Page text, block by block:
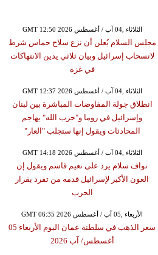
GMT 12:50 2026 الثلاثاء ,04 آب / أغسطس
مجلس السلام يُعلن أن نزع سلاح حماس شرط
لانسحاب إسرائيل وبيان ثلاثي يدين الانتهاكات
في غزة
GMT 12:37 2026 الثلاثاء ,04 آب / أغسطس
انطلاق جولة المفاوضات المباشرة بين لبنان
وإسرائيل في روما و"حزب الله" يهاجم
المحادثات ويقول إنها ستجلب "العار"
GMT 14:18 2026 الثلاثاء ,04 آب / أغسطس
نواف سلام يرد على نعيم قاسم ويقول إن
العون الأكبر لإسرائيل قدمه من تفرد بقرار
الحرب
GMT 06:35 2026 الأربعاء ,05 آب / أغسطس
سعر الذهب في سلطنة عمان اليوم الأربعاء 05
أغسطس/ آب 2026